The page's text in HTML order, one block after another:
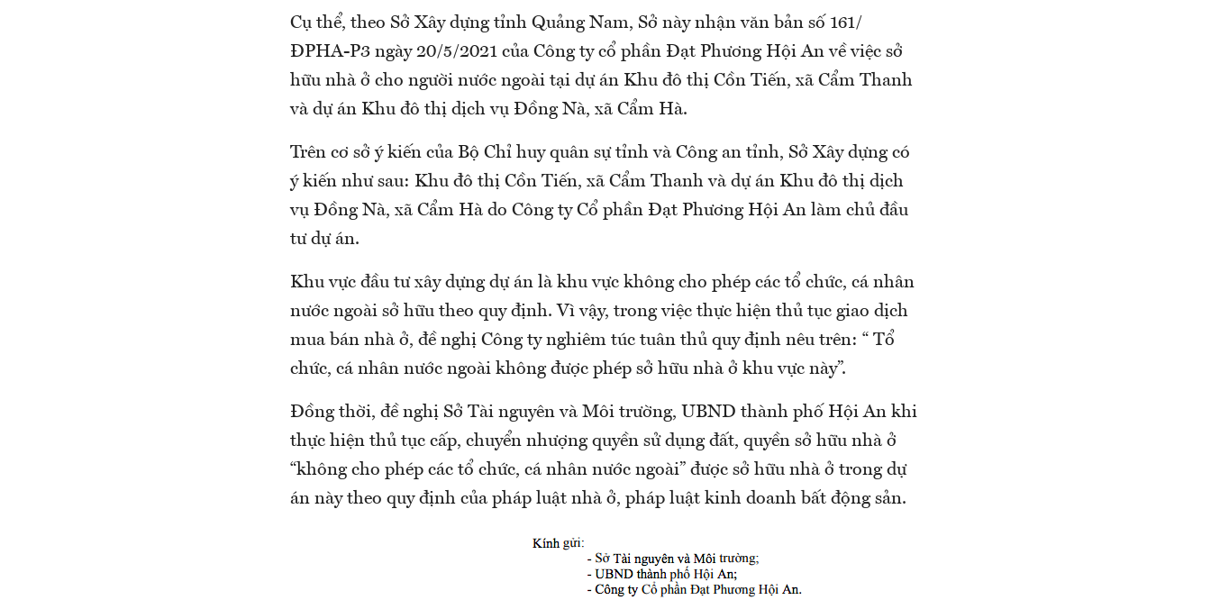
Cụ thể, theo Sở Xây dựng tỉnh Quảng Nam, Sở này nhận văn bản số 161/
ĐPHA-P3 ngày 20/5/2021 của Công ty cổ phần Đạt Phương Hội An về việc sở
hữu nhà ở cho người nước ngoài tại dự án Khu đô thị Cồn Tiến, xã Cẩm Thanh
và dự án Khu đô thị dịch vụ Đồng Nà, xã Cẩm Hà.
Trên cơ sở ý kiến của Bộ Chỉ huy quân sự tỉnh và Công an tỉnh, Sở Xây dựng có
ý kiến như sau: Khu đô thị Cồn Tiến, xã Cẩm Thanh và dự án Khu đô thị dịch
vụ Đồng Nà, xã Cẩm Hà do Công ty Cổ phần Đạt Phương Hội An làm chủ đầu
tư dự án.
Khu vực đầu tư xây dựng dự án là khu vực không cho phép các tổ chức, cá nhân
nước ngoài sở hữu theo quy định. Vì vậy, trong việc thực hiện thủ tục giao dịch
mua bán nhà ở, đề nghị Công ty nghiêm túc tuân thủ quy định nêu trên: “ Tổ
chức, cá nhân nước ngoài không được phép sở hữu nhà ở khu vực này”.
Đồng thời, đề nghị Sở Tài nguyên và Môi trường, UBND thành phố Hội An khi
thực hiện thủ tục cấp, chuyển nhượng quyền sử dụng đất, quyền sở hữu nhà ở
“không cho phép các tổ chức, cá nhân nước ngoài” được sở hữu nhà ở trong dự
án này theo quy định của pháp luật nhà ở, pháp luật kinh doanh bất động sản.